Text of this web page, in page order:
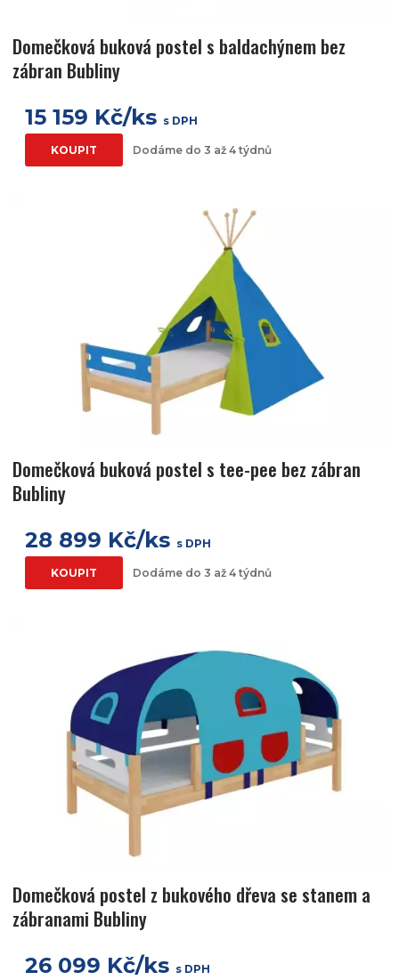
Domečková buková postel s baldachýnem bez
zábran Bubliny
15 159 Kč/ks s DPH
KOUPIT Dodáme do 3 až 4 týdnů
Domečková buková postel s tee-pee bez zábran
Bubliny
28 899 Kč/ks s DPH
KOUPIT Dodáme do 3 až 4 týdnů
Domečková postel z bukového dřeva se stanem a
zábranami Bubliny
26 099 Kč/ks s DPH